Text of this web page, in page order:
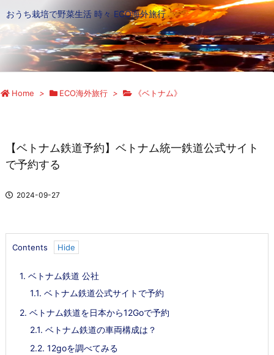
おうち栽培で野菜生活 時々 ECO海外旅行
Home > ECO海外旅行 > 《ベトナム》
【ベトナム鉄道予約】ベトナム統一鉄道公式サイト
で予約する
2024-09-27
Contents
1. ベトナム鉄道 公社
1.1. ベトナム鉄道公式サイトで予約
2. ベトナム鉄道を日本から12Goで予約
2.1. ベトナム鉄道の車両構成は？
2.2. 12goを調べてみる